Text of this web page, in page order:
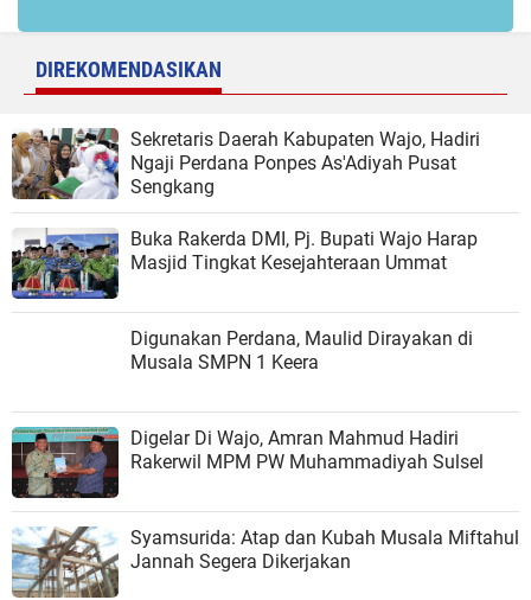
DIREKOMENDASIKAN
Sekretaris Daerah Kabupaten Wajo, Hadiri
Ngaji Perdana Ponpes As'Adiyah Pusat
Sengkang
Buka Rakerda DMI, Pj. Bupati Wajo Harap
Masjid Tingkat Kesejahteraan Ummat
Digunakan Perdana, Maulid Dirayakan di
Musala SMPN 1 Keera
Digelar Di Wajo, Amran Mahmud Hadiri
Rakerwil MPM PW Muhammadiyah Sulsel
Syamsurida: Atap dan Kubah Musala Miftahul
Jannah Segera Dikerjakan